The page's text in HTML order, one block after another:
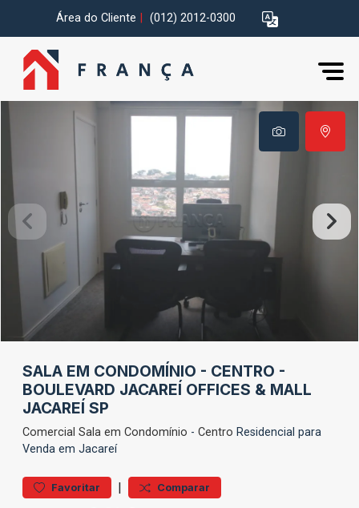
Área do Cliente (012) 2012-0300
SALA EM CONDOMÍNIO - CENTRO -
BOULEVARD JACAREÍ OFFICES & MALL
JACAREÍ SP
Comercial Sala em Condomínio - Centro Residencial para
Venda em Jacareí
Favoritar | Comparar